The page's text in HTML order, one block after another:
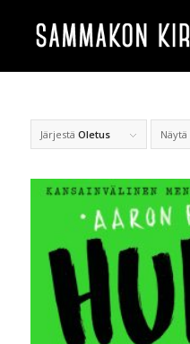
Järjestä Oletus Näytä